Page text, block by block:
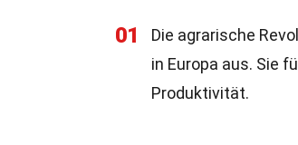
01
Die agrarische
in Europa aus. Sie
Produktivität.